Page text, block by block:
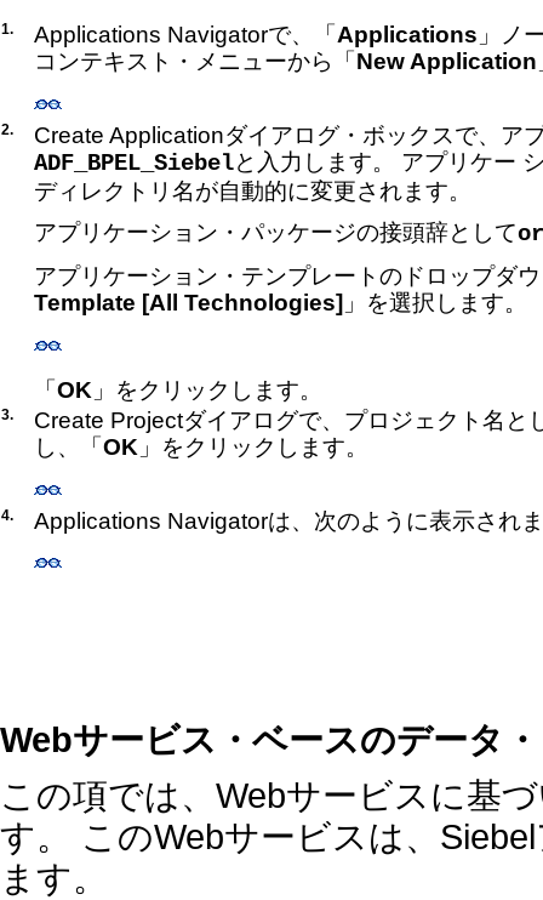
1. Applications Navigatorで、「Applications 」ノ
コンテキスト・メニューから「New Application
2.
Create Applicationダイアログ・ボックスで、ア
ADF_BPEL_Siebelと入力します。 アプリケー
ディレクトリ名が自動的に変更されます。
アプリケーション・パッケージの接頭辞として
アプリケーション・テンプレートのドロップダ
Template [All Technologies] 」を選択します。
「OK 」をクリックします。
3.
Create Projectダイアログで、プロジェクト名と
し、「OK 」をクリックします。
4. Applications Navigatorは、次のように表示され
Webサービス・ベースのデータ
この項では、Webサービスに基
す。 このWebサービスは、
ます。